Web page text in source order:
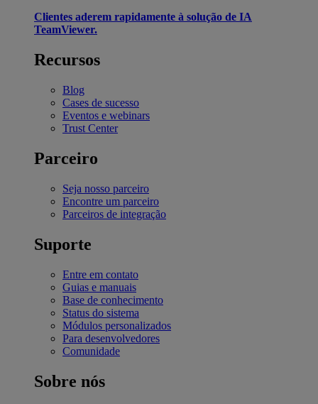
Clientes aderem rapidamente à solução de IA
TeamViewer.
Recursos
Blog
Cases de sucesso
Eventos e webinars
Trust Center
Parceiro
Seja nosso parceiro
Encontre um parceiro
Parceiros de integração
Suporte
Entre em contato
Guias e manuais
Base de conhecimento
Status do sistema
Módulos personalizados
Para desenvolvedores
Comunidade
Sobre nós